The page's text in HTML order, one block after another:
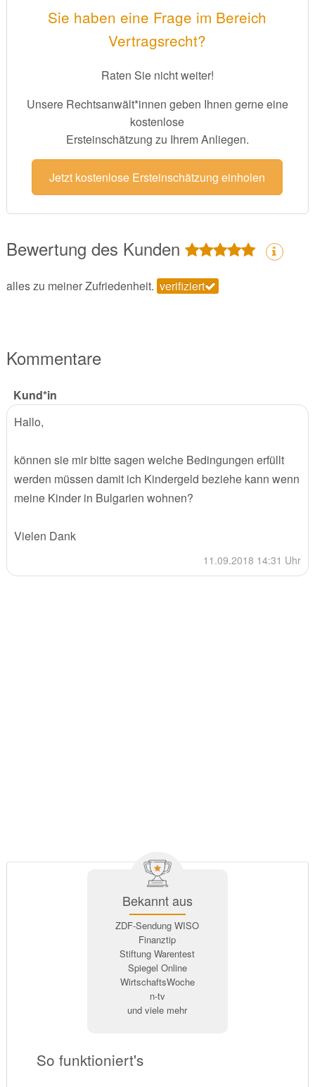
Sie haben eine Frage im Bereich
Vertragsrecht?
Raten Sie nicht weiter!
Unsere Rechtsanwält*innen geben Ihnen gerne eine
kostenlose
Ersteinschätzung zu Ihrem Anliegen.
Jetzt kostenlose Ersteinschätzung einholen
Bewertung des Kunden
alles zu meiner Zufriedenheit. verifiziert
Kommentare
Kund*in
Hallo,
können sie mir bitte sagen welche Bedingungen erfüllt
werden müssen damit ich Kindergeld beziehe kann wenn
meine Kinder in Bulgarien wohnen?
Vielen Dank
11.09.2018 14:31 Uhr
Bekannt aus
ZDF-Sendung WISO
Finanztip
Stiftung Warentest
Spiegel Online
WirtschaftsWoche
n-tv
und viele mehr
So funktioniert's